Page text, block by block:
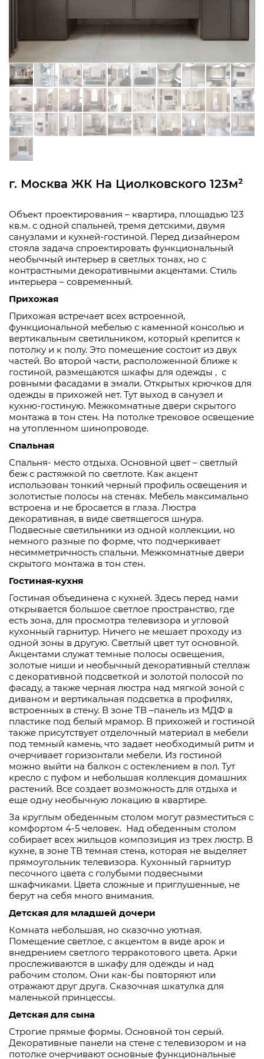
г. Москва ЖК На Циолковского 123м²
Объект проектирования – квартира, площадью 123
кв.м. с одной спальней, тремя детскими, двумя
санузлами и кухней-гостиной. Перед дизайнером
стояла задача спроектировать функциональный
необычный интерьер в светлых тонах, но с
контрастными декоративными акцентами. Стиль
интерьера – современный.
Прихожая
Прихожая встречает всех встроенной,
функциональной мебелью с каменной консолью и
вертикальным светильником, который крепится к
потолку и к полу. Это помещение состоит из двух
частей. Во второй части, расположенной ближе к
гостиной, размещаются шкафы для одежды , с
ровными фасадами в эмали. Открытых крючков для
одежды в прихожей нет. Тут выход в санузел и
кухню-гостиную. Межкомнатные двери скрытого
монтажа в тон стен. На потолке трековое освещение
на утопленном шинопроводе.
Спальная
Спальня- место отдыха. Основной цвет – светлый
беж с растяжкой по светлоте. Как акцент
использован тонкий черный профиль освещения и
золотистые полосы на стенах. Мебель максимально
встроена и не бросается в глаза. Люстра
декоративная, в виде светящегося шнура.
Подвесные светильники из одной коллекции, но
немного разные по форме, что подчеркивает
несимметричность спальни. Межкомнатные двери
скрытого монтажа в тон стен.
Гостиная-кухня
Гостиная объединена с кухней. Здесь перед нами
открывается большое светлое пространство, где
есть зона, для просмотра телевизора и угловой
кухонный гарнитур. Ничего не мешает проходу из
одной зоны в другую. Светлый цвет тут основной.
Акцентами служат темные полосы освещения,
золотые ниши и необычный декоративный стеллаж
с декоративной подсветкой и золотой полосой по
фасаду, а также черная люстра над мягкой зоной с
диваном и вертикальная подсветка в профилях,
встроенных в стену. В зоне ТВ –панель из МДФ в
пластике под белый мрамор. В прихожей и гостиной
также присутствует отделочный материал в мебели
под темный камень, что задает необходимый ритм и
очерчивает горизонтали мебели. Из гостиной
можно выйти на балкон с остеклением в пол. Тут
кресло с пуфом и небольшая коллекция домашних
растений. Все создает возможность для отдыха и
еще одну необычную локацию в квартире.
За круглым обеденным столом могут разместиться с
комфортом 4-5 человек. Над обеденным столом
собирает всех жильцов композиция из трех люстр. В
кухне, в зоне ТВ темная стена, которая не выделяет
прямоугольник телевизора. Кухонный гарнитур
песочного цвета с голубыми подвесными
шкафчиками. Цвета сложные и приглушенные, не
берут на себя много внимания.
Детская для младшей дочери
Комната небольшая, но сказочно уютная.
Помещение светлое, с акцентом в виде арок и
внедрением светлого терракотового цвета. Арки
прослеживаются в шкафу для одежды и над
рабочим столом. Они как-бы повторяют или
отражают друг друга. Сказочная шкатулка для
маленькой принцессы.
Детская для сына
Строгие прямые формы. Основной тон серый.
Декоративные панели на стене с телевизором и на
потолке очерчивают основные функциональные